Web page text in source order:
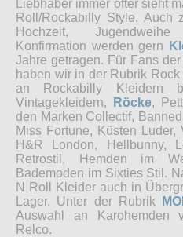
Liebhaber immer öfter sieht
Roll/Rockabilly Style. Auch
Hochzeit,
Konfirmation werden gern
Jahre getragen. Für Fans
haben wir in der Rubrik
an Rockabilly Kleidern
Vintagekleidern,
Röcke,
den Marken Collectif,
Miss Fortune, Küsten
H&R London, Hellbunny,
Retrostil, Hemden im
Bademoden im Sixties Stil.
N Roll Kleider auch in
Lager. Unter der Rubrik
Auswahl an Karohemden
Relco.